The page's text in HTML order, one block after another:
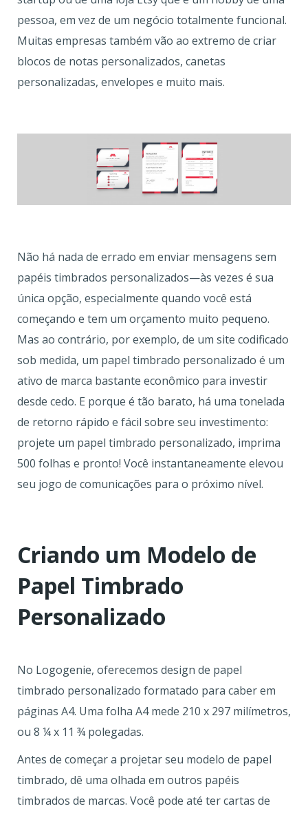
pessoa, em vez de um negócio totalmente funcional.
Muitas empresas também vão ao extremo de criar
blocos de notas personalizados, canetas
personalizadas, envelopes e muito mais.
Não há nada de errado em enviar mensagens sem
papéis timbrados personalizados—às vezes é sua
única opção, especialmente quando você está
começando e tem um orçamento muito pequeno.
Mas ao contrário, por exemplo, de um site codificado
sob medida, um papel timbrado personalizado é um
ativo de marca bastante econômico para investir
desde cedo. E porque é tão barato, há uma tonelada
de retorno rápido e fácil sobre seu investimento:
projete um papel timbrado personalizado, imprima
500 folhas e pronto! Você instantaneamente elevou
seu jogo de comunicações para o próximo nível.
Criando um Modelo de
Papel Timbrado
Personalizado
No Logogenie, oferecemos design de papel
timbrado personalizado formatado para caber em
páginas A4. Uma folha A4 mede 210 x 297 milímetros,
ou 8 ¼ x 11 ¾ polegadas.
Antes de começar a projetar seu modelo de papel
timbrado, dê uma olhada em outros papéis
timbrados de marcas. Você pode até ter cartas de